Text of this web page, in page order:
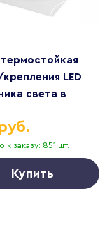
термостойкая
крепления LED
света в
012136
к заказу: 851 шт.
Купить